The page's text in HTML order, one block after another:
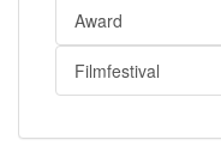
Award
Filmfestival